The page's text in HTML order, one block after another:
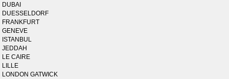
DUBAI
DUESSELDORF
FRANKFURT
GENEVE
ISTANBUL
JEDDAH
LE CAIRE
LILLE
LONDON GATWICK